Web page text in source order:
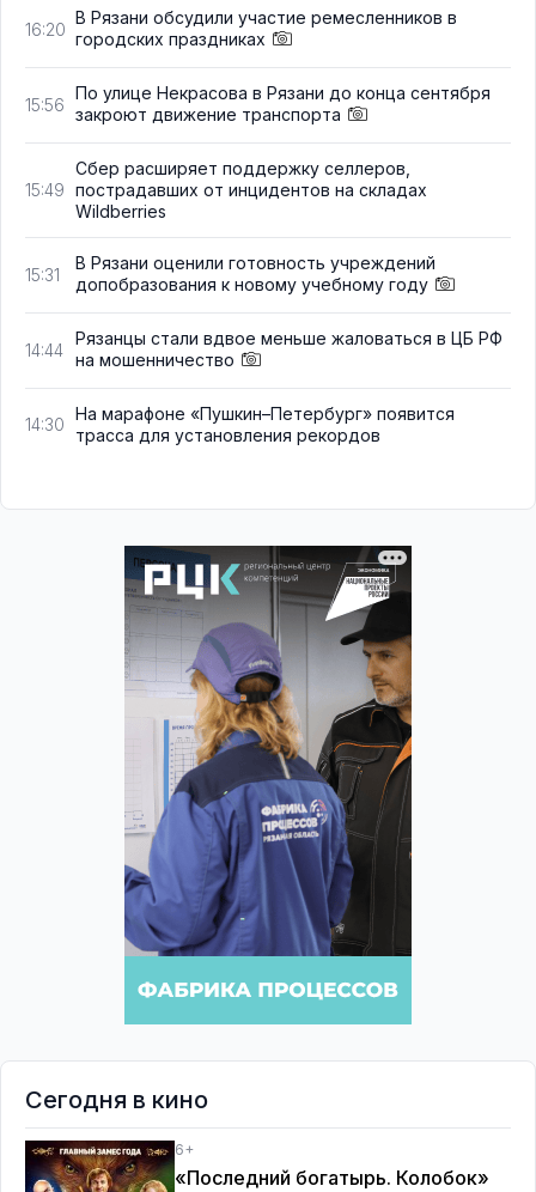
16:20
В Рязани обсудили участие ремесленников в
городских праздниках
15:56
По улице Некрасова в Рязани до конца сентября
закроют движение транспорта
15:49
Сбер расширяет поддержку селлеров,
пострадавших от инцидентов на складах
Wildberries
15:31
В Рязани оценили готовность учреждений
допобразования к новому учебному году
14:44
Рязанцы стали вдвое меньше жаловаться в ЦБ РФ
на мошенничество
14:30
На марафоне «Пушкин–Петербург» появится
трасса для установления рекордов
Сегодня в кино
6+
«Последний богатырь. Колобок»